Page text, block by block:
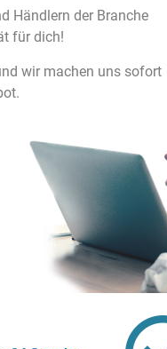
Händlern der Branche
für dich!
wir machen uns sofort